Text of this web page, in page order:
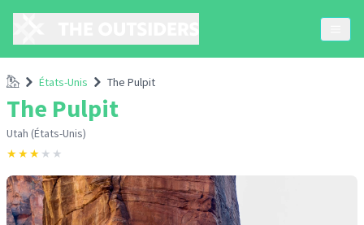
AccueilÉtats-Unis The Pulpit
The Pulpit
Utah (États-Unis)
★★★ ★ ★